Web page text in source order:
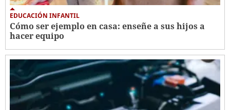
EDUCACIÓN INFANTIL
Cómo ser ejemplo en casa: enseñe a sus hijos a
hacer equipo